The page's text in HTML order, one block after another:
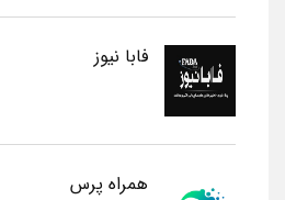
فابا نیوز
همراه پرس